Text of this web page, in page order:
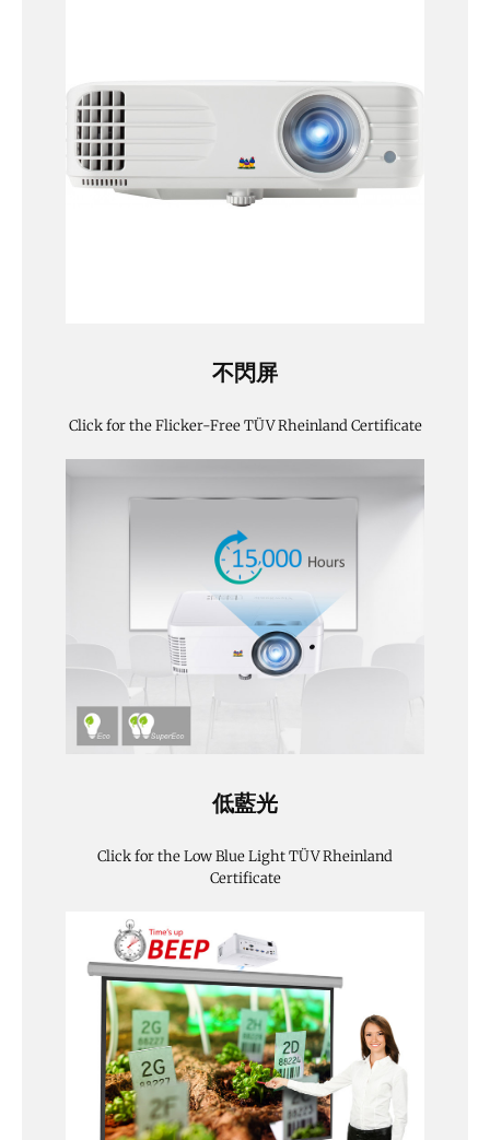
不閃屏
Click for the Flicker-Free TÜV Rheinland Certificate
低藍光
Click for the Low Blue Light TÜV Rheinland
Certificate